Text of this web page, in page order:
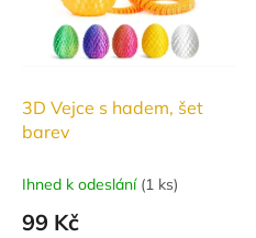
3D Vejce s hadem, šet
barev
Ihned k odeslání (1 ks)
99 Kč